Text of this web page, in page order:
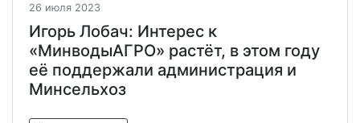
26 июля 2023
Игорь Лобач: Интерес к
«МинводыАГРО» растёт, в этом году
её поддержали администрация и
Минсельхоз